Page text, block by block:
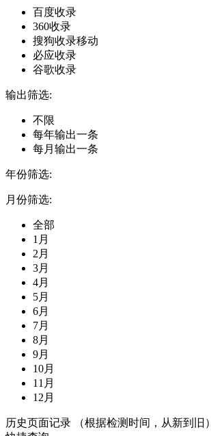
百度收录
360收录
搜狗收录移动
必应收录
谷歌收录
输出筛选:
不限
每年输出一条
每月输出一条
年份筛选:
月份筛选:
全部
1月
2月
3月
4月
5月
6月
7月
8月
9月
10月
11月
12月
历史页面记录 （根据检测时间，从新到旧）